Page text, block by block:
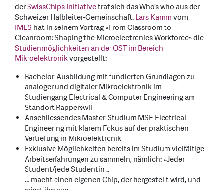
derSwissChips Initiativetraf sich das Who’s who aus der
Schweizer Halbleiter-Gemeinschaft.Lars Kammvom
IMES hat in seinem Vortrag «From Classroom to
Cleanroom: Shaping the Microelectronics Workforce» die
Studienmöglichkeiten an der OST im Bereich
Mikroelektronikvorgestellt:
Bachelor-Ausbildung mit fundierten Grundlagen zu
analoger und digitaler Mikroelektronik im
Studiengang Electrical & Computer Engineering am
Standort Rapperswil
Anschliessendes Master-Studium MSE Electrical
Engineering mit klarem Fokus auf der praktischen
Vertiefung in Mikroelektronik
Exklusive Möglichkeiten bereits im Studium vielfältige
Arbeitserfahrungen zu sammeln, nämlich: «Jeder
Student/jede Studentin …
… macht einen eigenen Chip, der hergestellt wird, und